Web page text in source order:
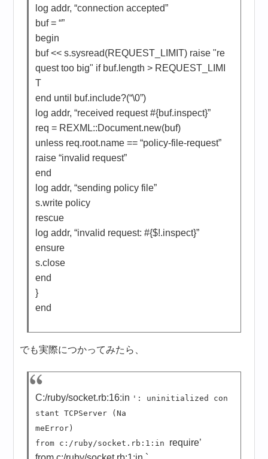
log addr, “connection accepted”
buf = “”
begin
buf << s.sysread(REQUEST_LIMIT) raise "re
quest too big" if buf.length > REQUEST_LIMI
T
end until buf.include?(“\0”)
log addr, “received request #{buf.inspect}”
req = REXML::Document.new(buf)
unless req.root.name == “policy-file-request”
raise “invalid request”
end
log addr, “sending policy file”
s.write policy
rescue
log addr, “invalid request: #{$!.inspect}”
ensure
s.close
end
}
end
でも実際につかってみたら、
C:/ruby/socket.rb:16:in ': uninitialized con
stant TCPServer (Na
meError)
from c:/ruby/socket.rb:1:in require’